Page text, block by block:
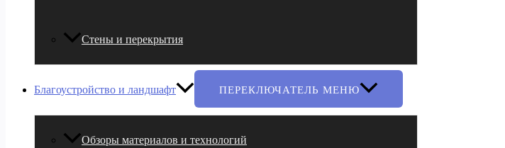
Стены и перекрытия
Благоустройство и ландшафт ПЕРЕКЛЮЧАТЕЛЬ МЕНЮ
Обзоры материалов и технологий